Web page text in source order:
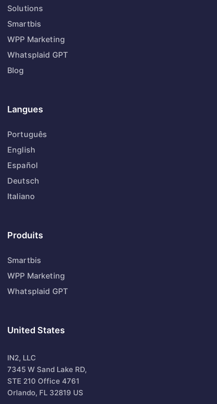
Solutions
Smartbis
WPP Marketing
Whatsplaid GPT
Blog
Langues
Português
English
Español
Deutsch
Italiano
Produits
Smartbis
WPP Marketing
Whatsplaid GPT
United States
IN2, LLC
7345 W Sand Lake RD,
STE 210 Office 4761
Orlando, FL 32819 US